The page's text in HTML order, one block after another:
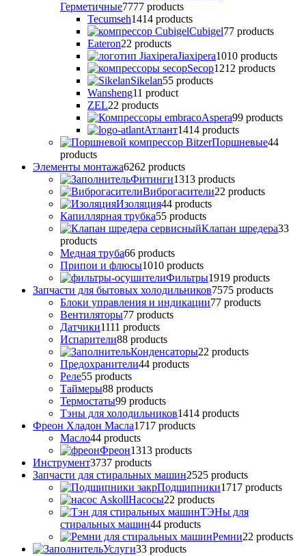
Герметичные7777 products
Tecumseh1414 products
Cubigel77 products
Eateron22 products
Jiaxipera1010 products
Secop1212 products
Sikelan55 products
Wansheng11 product
ZEL22 products
Аspera99 products
Атлант1414 products
Поршневые44
products
Элементы монтажа6262 products
Фитинги1313 products
Виброгасители22 products
Изоляция44 products
Капиллярная трубка55 products
Клапан шредера33
products
Медная труба66 products
Припои и флюсы1010 products
Фильтры1919 products
Запчасти для бытовых холодильников7575 products
Блоки управления и индикации77 products
Вентиляторы77 products
Датчики1111 products
Испарители88 products
Конденсаторы22 products
Предохранители44 products
Реле55 products
Таймеры88 products
Термостаты99 products
Тэны для холодильников1414 products
Фреон Хладон Масла1717 products
Масло44 products
Фреон1313 products
Инструмент3737 products
Запчасти для стиральных машин2525 products
Подшипники1717 products
Насосы22 products
ТЭНы для
стиральных машин44 products
Ремни22 products
Услуги33 products